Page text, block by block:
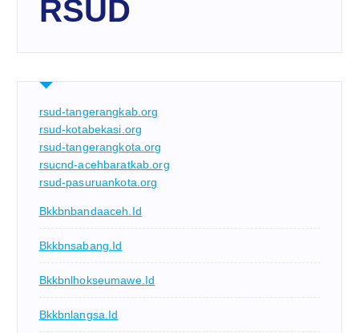
RSUD
rsud-tangerangkab.org
rsud-kotabekasi.org
rsud-tangerangkota.org
rsucnd-acehbaratkab.org
rsud-pasuruankota.org
Bkkbnbandaaceh.id
Bkkbnsabang.id
Bkkbnlhokseumawe.id
Bkkbnlangsa.id